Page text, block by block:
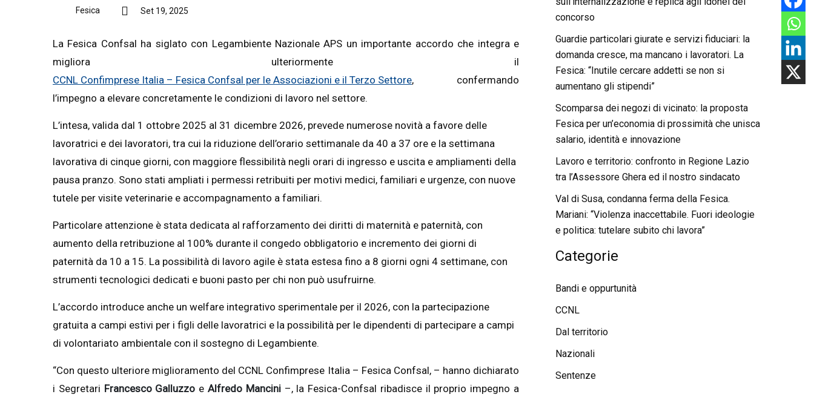
Fesica Set 19, 2025
La Fesica Confsal ha siglato con Legambiente Nazionale APS un importante accordo che integra e
migliora ulteriormente il
CCNL Confimprese Italia – Fesica Confsal per le Associazioni e il Terzo Settore, confermando
l’impegno a elevare concretamente le condizioni di lavoro nel settore.
L’intesa, valida dal 1 ottobre 2025 al 31 dicembre 2026, prevede numerose novità a favore delle
lavoratrici e dei lavoratori, tra cui la riduzione dell’orario settimanale da 40 a 37 ore e la settimana
lavorativa di cinque giorni, con maggiore flessibilità negli orari di ingresso e uscita e ampliamenti della
pausa pranzo. Sono stati ampliati i permessi retribuiti per motivi medici, familiari e urgenze, con nuove
tutele per visite veterinarie e accompagnamento a familiari.
Particolare attenzione è stata dedicata al rafforzamento dei diritti di maternità e paternità, con
aumento della retribuzione al 100% durante il congedo obbligatorio e incremento dei giorni di
paternità da 10 a 15. La possibilità di lavoro agile è stata estesa fino a 8 giorni ogni 4 settimane, con
strumenti tecnologici dedicati e buoni pasto per chi non può usufruirne.
L’accordo introduce anche un welfare integrativo sperimentale per il 2026, con la partecipazione
gratuita a campi estivi per i figli delle lavoratrici e la possibilità per le dipendenti di partecipare a campi
di volontariato ambientale con il sostegno di Legambiente.
“Con questo ulteriore miglioramento del CCNL Confimprese Italia – Fesica Confsal, – hanno dichiarato
i Segretari Francesco Galluzzo e Alfredo Mancini–, la Fesica-Confsal ribadisce il proprio impegno a
concorso
Guardie particolari giurate e servizi fiduciari: la
domanda cresce, ma mancano i lavoratori. La
Fesica: “Inutile cercare addetti se non si
aumentano gli stipendi”
Scomparsa dei negozi di vicinato: la proposta
Fesica per un’economia di prossimità che unisca
salario, identità e innovazione
Lavoro e territorio: confronto in Regione Lazio
tra l’Assessore Ghera ed il nostro sindacato
Val di Susa, condanna ferma della Fesica.
Mariani: “Violenza inaccettabile. Fuori ideologie
e politica: tutelare subito chi lavora”
Categorie
Bandi e oppurtunità
CCNL
Dal territorio
Nazionali
Sentenze